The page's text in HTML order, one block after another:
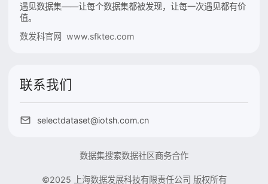
遇见数据集——让每个数据集都被发现，让每一次遇见都有价
值。
数发科官网 www.sfktec.com
联系我们
selectdataset@iotsh.com.cn
数据集搜索数据社区商务合作
©2025 上海数据发展科技有限责任公司 版权所有